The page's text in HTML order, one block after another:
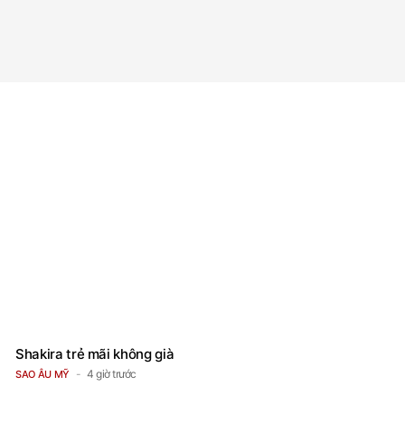
Shakira trẻ mãi không già
SAO ÂU MỸ 4 giờ trước